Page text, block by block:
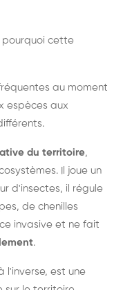
pourquoi cette
au moment
espèces aux
du territoire,
Il joue un
d'insectes, il régule
de chenilles
invasive et ne fait
.
l'inverse, est une